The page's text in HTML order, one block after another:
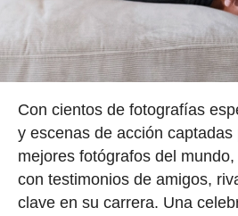
Con cientos de fotografías
y escenas de acción
mejores fotógrafos del
con testimonios de amigos,
clave en su carrera. Una